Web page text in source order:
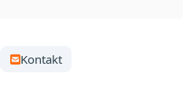
Kontakt